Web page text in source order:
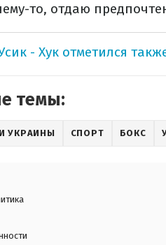
то, отдаю
- Хук отметился
темы:
УКРАИНЫ СПОРТ БОКС